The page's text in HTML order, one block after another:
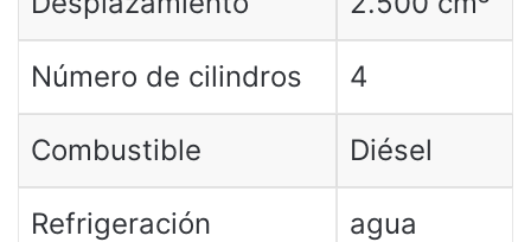
Número de cilindros 4
Combustible Diésel
Refrigeración agua